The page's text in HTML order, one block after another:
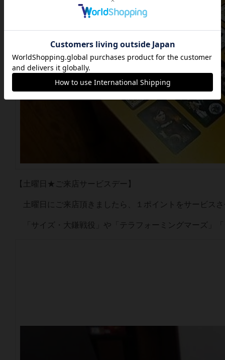
【土曜日★ご来店サービスデー】
土曜日にご来店頂きましたら、１ポイントをサービス
「サイズ・大鎌戦役」や「テラフォーミングマーズ」